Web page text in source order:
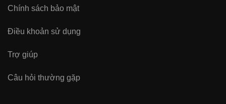
Chính sách bảo mật
Điều khoản sử dụng
Trợ giúp
Câu hỏi thường gặp